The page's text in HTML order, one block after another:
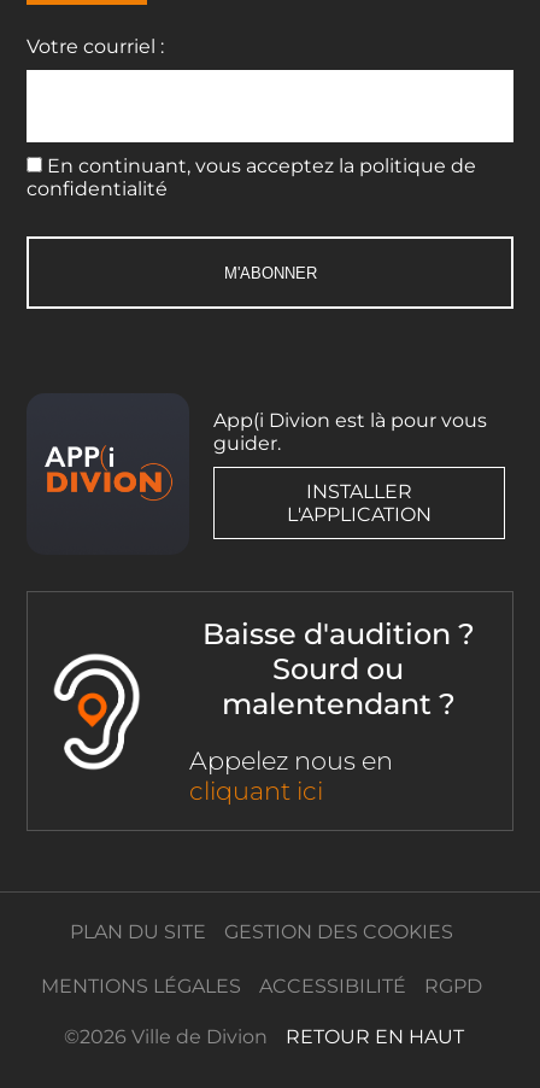
Votre courriel :
En continuant, vous acceptez la politique de
confidentialité
App(i Divion est là pour vous
guider.
INSTALLER
L'APPLICATION
Baisse d'audition ?
Sourd ou
malentendant ?
Appelez nous en
cliquant ici
PLAN DU SITE GESTION DES COOKIES
MENTIONS LÉGALES ACCESSIBILITÉ RGPD
©2026 Ville de Divion RETOUR EN HAUT